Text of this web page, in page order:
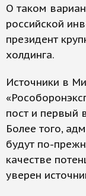
О таком
российской
президент
холдинга.
Источники в
пост и первый
Более того,
будут по-
качестве
уверен